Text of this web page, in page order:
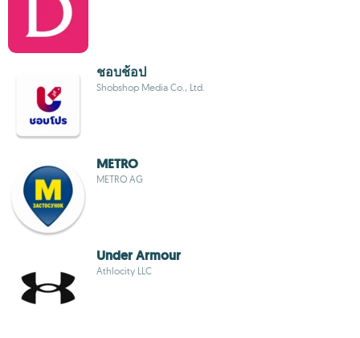
ชอบช้อป
Shobshop Media Co., Ltd.
METRO
METRO AG
Under Armour
Athlocity LLC